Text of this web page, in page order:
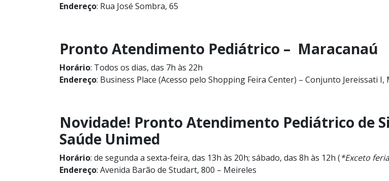
Endereço: Rua José Sombra, 65
Pronto Atendimento Pediátrico – Maracanaú
Horário: Todos os dias, das 7h às 22h
Endereço: Business Place (Acesso pelo Shopping Feira Center) – Conjunto Jereissati I,
Novidade! Pronto Atendimento Pediátrico de
Saúde Unimed
Horário: de segunda a sexta-feira, das 13h às 20h; sábado, das 8h às 12h (*Exceto
Endereço: Avenida Barão de Studart, 800 – Meireles